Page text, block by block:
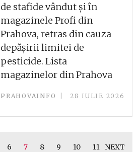
de stafide vândut și în
magazinele Profi din
Prahova, retras din cauza
depășirii limitei de
pesticide. Lista
magazinelor din Prahova
PRAHOVAINFO 28 IULIE 2026
6 7 8 9 10 11 NEXT